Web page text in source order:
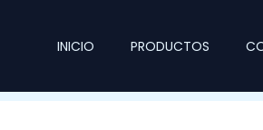
INICIO PRODUCTOS